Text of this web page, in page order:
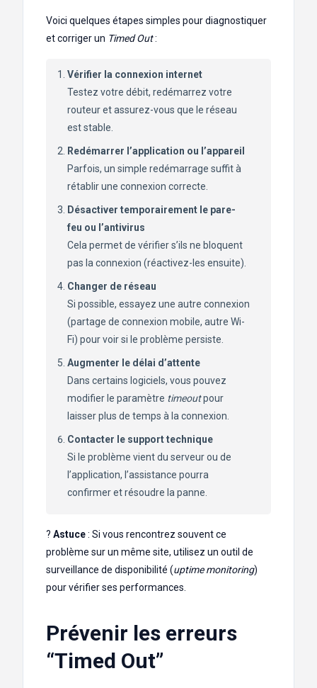
Voici quelques étapes simples pour diagnostiquer
et corriger un Timed Out:
Vérifier la connexion internet
Testez votre débit, redémarrez votre
routeur et assurez-vous que le réseau
est stable.
Redémarrer l’application ou l’appareil
Parfois, un simple redémarrage suffit à
rétablir une connexion correcte.
Désactiver temporairement le pare-
feu ou l’antivirus
Cela permet de vérifier s’ils ne bloquent
pas la connexion (réactivez-les ensuite).
Changer de réseau
Si possible, essayez une autre connexion
(partage de connexion mobile, autre Wi-
Fi) pour voir si le problème persiste.
Augmenter le délai d’attente
Dans certains logiciels, vous pouvez
modifier le paramètre timeoutpour
laisser plus de temps à la connexion.
Contacter le support technique
Si le problème vient du serveur ou de
l’application, l’assistance pourra
confirmer et résoudre la panne.
? Astuce: Si vous rencontrez souvent ce
problème sur un même site, utilisez un outil de
surveillance de disponibilité (uptime monitoring)
pour vérifier ses performances.
Prévenir les erreurs
“Timed Out”